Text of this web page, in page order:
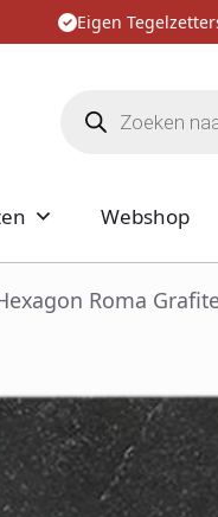
Eigen
zoeken
Webshop
Roma